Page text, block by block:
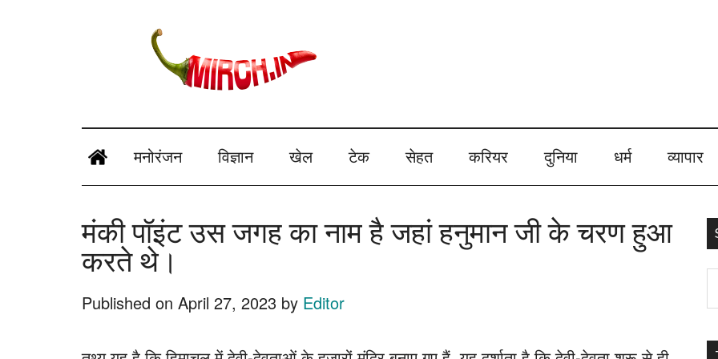
mirch.in
and
Hindi
मनोरंजन विज्ञान खेल टेक सेहत करियर दुनिया धर्म व्यापार
मंकी पॉइंट उस जगह का नाम है जहां हनुमान जी के चरण हुआ
करते थे।
Published on April 27, 2023 by Editor